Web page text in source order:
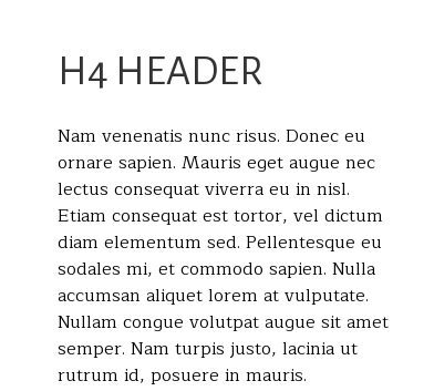
H4 HEADER
Nam venenatis nunc risus. Donec eu
ornare sapien. Mauris eget augue nec
lectus consequat viverra eu in nisl.
Etiam consequat est tortor, vel dictum
diam elementum sed. Pellentesque eu
sodales mi, et commodo sapien. Nulla
accumsan aliquet lorem at vulputate.
Nullam congue volutpat augue sit amet
semper. Nam turpis justo, lacinia ut
rutrum id, posuere in mauris.